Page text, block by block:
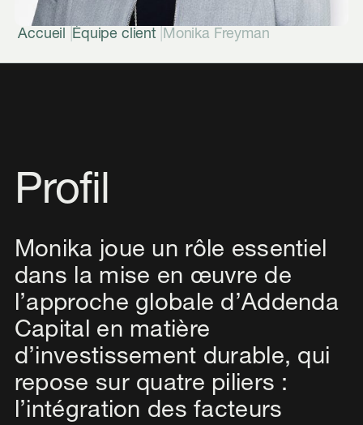
Accueil Équipe client Monika Freyman
Profil
Monika joue un rôle essentiel
dans la mise en œuvre de
l’approche globale d’Addenda
Capital en matière
d’investissement durable, qui
repose sur quatre piliers :
l’intégration des facteurs